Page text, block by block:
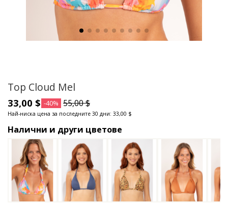
Top Cloud Mel
33,00 $ -40% 55,00 $
Най-ниска цена за последните 30 дни: 33,00 $
Налични и други цветове